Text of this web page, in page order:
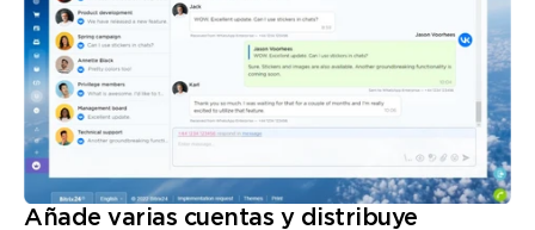
Añade varias cuentas y distribuye